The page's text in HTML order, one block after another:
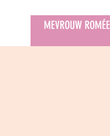
MEVROUW ROMÉE